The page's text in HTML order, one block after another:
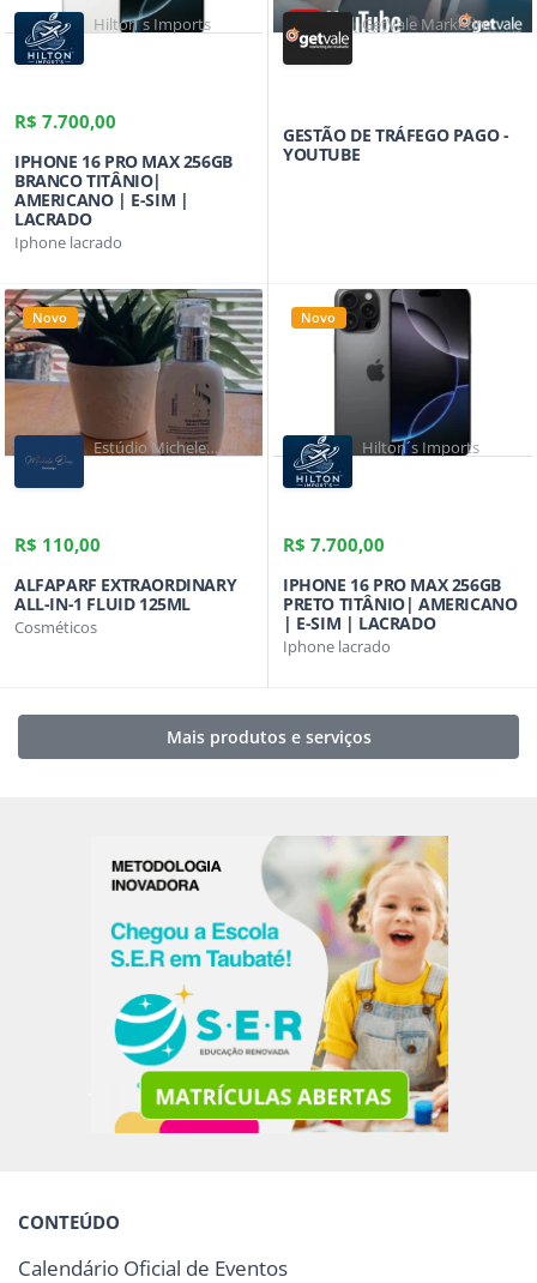
Hilton´s Imports
R$ 7.700,00
IPHONE 16 PRO MAX 256GB
BRANCO TITÂNIO|
AMERICANO | E-SIM |
LACRADO
Iphone lacrado
GetVale Marketing
GESTÃO DE TRÁFEGO PAGO -
YOUTUBE
Novo
Estúdio Michele
R$ 110,00
ALFAPARF EXTRAORDINARY
ALL-IN-1 FLUID 125ML
Cosméticos
Novo
Hilton´s Imports
R$ 7.700,00
IPHONE 16 PRO MAX 256GB
PRETO TITÂNIO| AMERICANO
| E-SIM | LACRADO
Iphone lacrado
Mais produtos e serviços
CONTEÚDO
Calendário Oficial de Eventos